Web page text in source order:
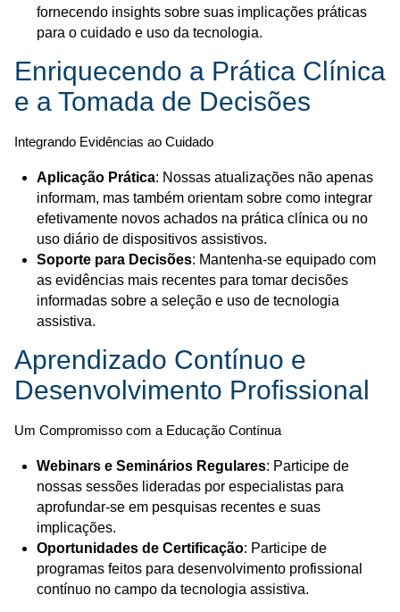
fornecendo insights sobre suas implicações práticas
para o cuidado e uso da tecnologia.
Enriquecendo a Prática Clínica
e a Tomada de Decisões
Integrando Evidências ao Cuidado
Aplicação Prática: Nossas atualizações não apenas
informam, mas também orientam sobre como integrar
efetivamente novos achados na prática clínica ou no
uso diário de dispositivos assistivos.
Soporte para Decisões: Mantenha-se equipado com
as evidências mais recentes para tomar decisões
informadas sobre a seleção e uso de tecnologia
assistiva.
Aprendizado Contínuo e
Desenvolvimento Profissional
Um Compromisso com a Educação Contínua
Webinars e Seminários Regulares: Participe de
nossas sessões lideradas por especialistas para
aprofundar-se em pesquisas recentes e suas
implicações.
Oportunidades de Certificação: Participe de
programas feitos para desenvolvimento profissional
contínuo no campo da tecnologia assistiva.